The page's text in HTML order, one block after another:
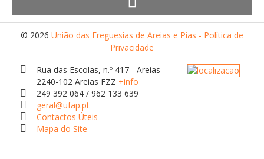
Natural
Turismo e Lazer
Alojamento
Artesanato
Cafés/Restaurantes
© 2026 União das Freguesias de Areias e Pias - Política de
Privacidade
Rua das Escolas, n.º 417 - Areias
2240-102 Areias FZZ +info
249 392 064 / 962 133 639
geral@ufap.pt
Contactos Úteis
Mapa do Site